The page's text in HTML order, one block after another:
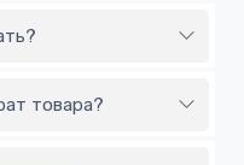
товара?